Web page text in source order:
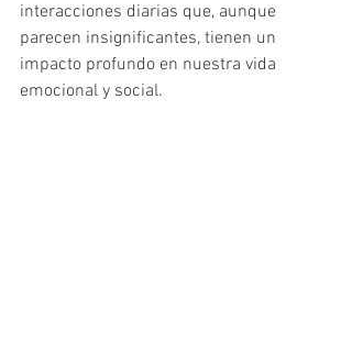
interacciones diarias que, aunque
parecen insignificantes, tienen un
impacto profundo en nuestra vida
emocional y social.